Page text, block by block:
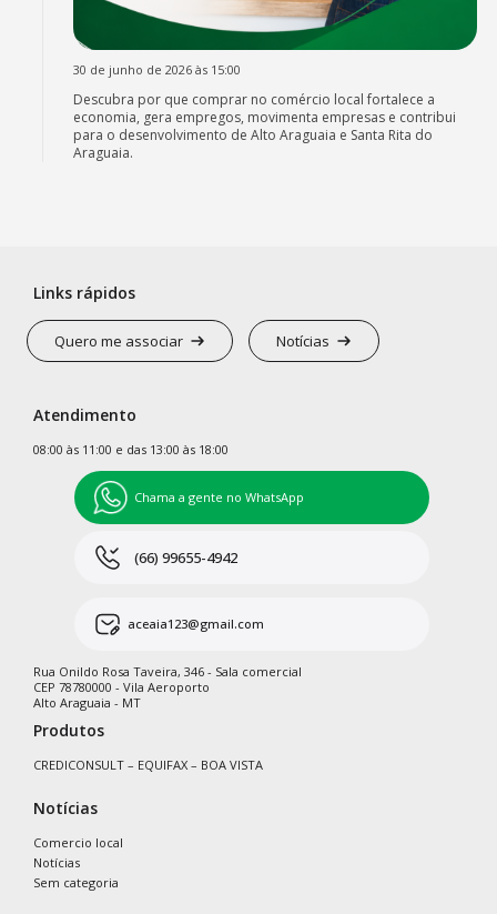
30 de junho de 2026 às 15:00
Descubra por que comprar no comércio local fortalece a
economia, gera empregos, movimenta empresas e contribui
para o desenvolvimento de Alto Araguaia e Santa Rita do
Araguaia.
Links rápidos
Quero me associar Notícias
Atendimento
08:00 às 11:00 e das 13:00 às 18:00
Chama a gente no WhatsApp
(66) 99655-4942
aceaia123@gmail.com
Rua Onildo Rosa Taveira, 346 - Sala comercial
CEP 78780000 - Vila Aeroporto
Alto Araguaia - MT
Produtos
CREDICONSULT – EQUIFAX – BOA VISTA
Notícias
Comercio local
Notícias
Sem categoria